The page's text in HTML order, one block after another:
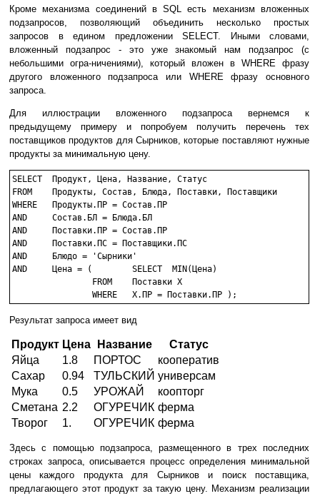
Кроме механизма соединений в SQL есть механизм вложенных
подзапросов, позволяющий объединить несколько простых
запросов в едином предложении SELECT. Иными словами,
вложенный подзапрос - это уже знакомый нам подзапрос (с
небольшими огра-ничениями), который вложен в WHERE фразу
другого вложенного подзапроса или WHERE фразу основного
запроса.
Для иллюстрации вложенного подзапроса вернемся к
предыдущему примеру и попробуем получить перечень тех
поставщиков продуктов для Сырников, которые поставляют нужные
продукты за минимальную цену.
SELECT	Продукт, Цена, Название, Статус
FROM	Продукты, Состав, Блюда, Поставки, Поставщики
WHERE	Продукты.ПР = Состав.ПР
AND	Состав.БЛ = Блюда.БЛ
AND	Поставки.ПР = Состав.ПР
AND	Поставки.ПС = Поставщики.ПС
AND	Блюдо = 'Сырники'
AND	Цена = (	SELECT	MIN(Цена)
		WHERE	X.ПР = Поставки.ПР );
Результат запроса имеет вид
Продукт Цена Название
Статус
Яйца
1.8 ПОРТОС
кооператив
Сахар
0.94 ТУЛЬСКИЙ универсам
Мука
0.5 УРОЖАЙ
коопторг
Сметана 2.2 ОГУРЕЧИК ферма
Творог
1. ОГУРЕЧИК ферма
Здесь с помощью подзапроса, размещенного в трех последних
строках запроса, описывается процесс определения минимальной
цены каждого продукта для Сырников и поиск поставщика,
предлагающего этот продукт за такую цену. Механизм реализации